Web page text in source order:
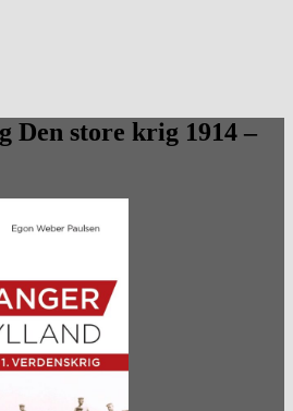
Den store krig 1914 –